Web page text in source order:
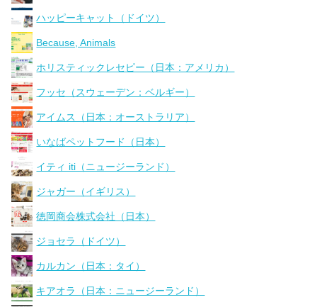
ハッピーキャット（ドイツ）
Because, Animals
ホリスティックレセピー（日本：アメリカ）
フッセ（スウェーデン：ベルギー）
アイムス（日本：オーストラリア）
いなばペットフード（日本）
イティ iti（ニュージーランド）
ジャガー（イギリス）
徳岡商会株式会社（日本）
ジョセラ（ドイツ）
カルカン（日本：タイ）
キアオラ（日本：ニュージーランド）